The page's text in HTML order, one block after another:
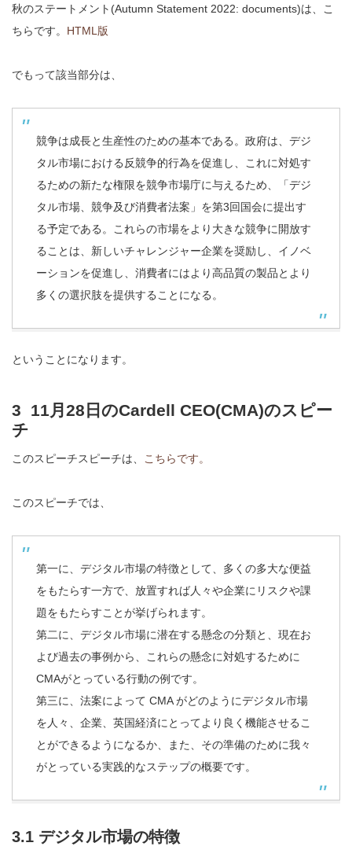
秋のステートメント(Autumn Statement 2022: documents)は、こ
ちらです。 HTML版
でもって該当部分は、
競争は成長と生産性のための基本である。政府は、デジ
タル市場における反競争的行為を促進し、これに対処す
るための新たな権限を競争市場庁に与えるため、「デジ
タル市場、競争及び消費者法案」を第3回国会に提出す
る予定である。これらの市場をより大きな競争に開放す
ることは、新しいチャレンジャー企業を奨励し、イノベ
ーションを促進し、消費者にはより高品質の製品とより
多くの選択肢を提供することになる。
ということになります。
3 11月28日のCardell CEO(CMA)のスピー
チ
このスピーチスピーチは、 こちらです。
このスピーチでは、
第一に、デジタル市場の特徴として、多くの多大な便益
をもたらす一方で、放置すれば人々や企業にリスクや課
題をもたらすことが挙げられます。
第二に、デジタル市場に潜在する懸念の分類と、現在お
よび過去の事例から、これらの懸念に対処するために
CMAがとっている行動の例です。
第三に、法案によって CMA がどのようにデジタル市場
を人々、企業、英国経済にとってより良く機能させるこ
とができるようになるか、また、その準備のために我々
がとっている実践的なステップの概要です。
3.1 デジタル市場の特徴